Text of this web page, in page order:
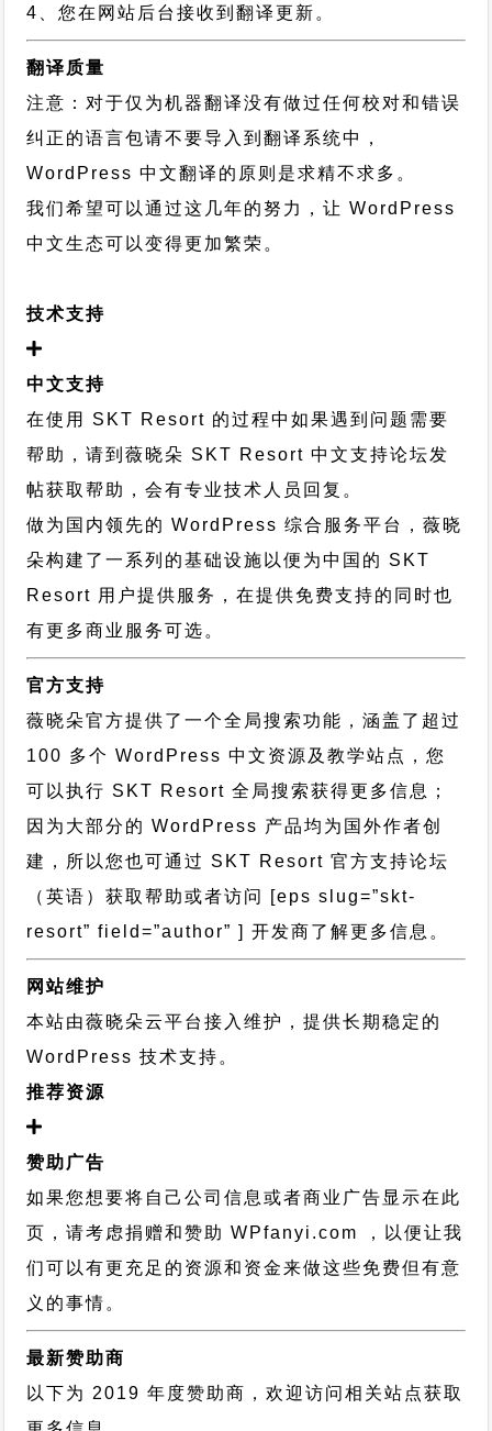
4、您在网站后台接收到翻译更新。
翻译质量
注意：对于仅为机器翻译没有做过任何校对和错误
纠正的语言包请不要导入到翻译系统中，
WordPress 中文翻译的原则 是求精不求多。
我们希望可以通过这几年的努力，让 WordPress
中文生态可以变得更加繁荣。
技术支持
中文支持
在使用 SKT Resort 的过程中如果遇到问题需要
帮助，请到薇晓朵 SKT Resort 中文支持论坛发
帖获取帮助，会有专业技术人员回复。
做为国内领先的 WordPress 综合服务平台，薇晓
朵构建了一系列的基础设施以便为中国的 SKT
Resort 用户提供服务，在提供免费支持的同时也
有更多商业服务可选。
官方支持
薇晓朵官方提供了一个全局搜索功能，涵盖了超过
100 多个 WordPress 中文资源及教学站点，您
可以执行 SKT Resort 全局搜索获得更多信息；
因为大部分的 WordPress 产品均为国外作者创
建，所以您也可通过 SKT Resort 官方支持论坛
（英语）获取帮助或者访问 [eps slug=”skt-
resort” field=”author” ] 开发商了解更多信息。
网站维护
本站由薇晓朵云平台接入维护，提供长期稳定的
WordPress 技术支持 。
推荐资源
赞助广告
如果您想要将自己公司信息或者商业广告显示在此
页，请考虑捐赠和赞助 WPfanyi.com ，以便让我
们可以有更充足的资源和资金来做这些免费但有意
义的事情。
最新赞助商
以下为 2019 年度赞助商，欢迎访问相关站点获取